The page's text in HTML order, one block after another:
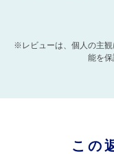
※レビューは、個人の主
能を保
この